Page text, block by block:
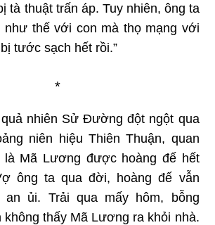
tà thuật trấn áp. Tuy nhiên, ông ta
như thế với con mà thọ mạng với
tước sạch hết rồi.”
*
nhiên Sử Đường đột ngột qua
niên hiệu Thiên Thuận, quan
Mã Lương được hoàng đế hết
ông ta qua đời, hoàng đế vẫn
ủi. Trải qua mấy hôm, bỗng
không thấy Mã Lương ra khỏi nhà.